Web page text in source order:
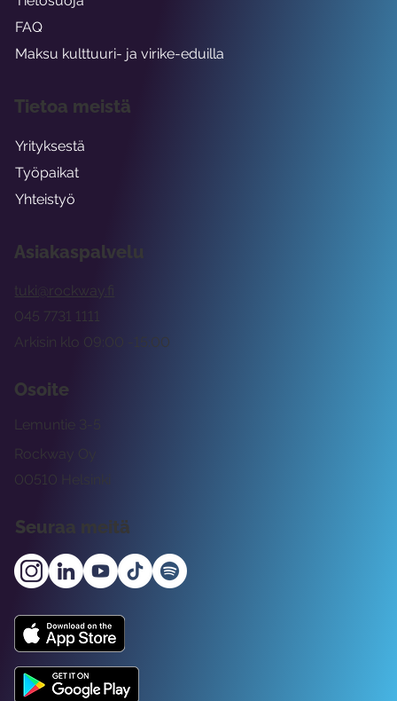
Asiakaspalvelu
tuki@rockway.fi
Arkisin klo 09:00 -15:00
045 7731 1111
Osoite
Rockway Oy
Lemuntie 3-5
00510 Helsinki
Seuraa meitä
FAQ
Maksu kulttuuri- ja virike-eduilla
Tietoa meistä
Yrityksestä
Työpaikat
Yhteistyö